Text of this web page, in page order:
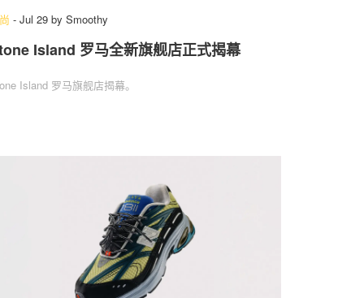
- Jul 29 by Smoothy
Island 罗马全新旗舰店正式揭幕
Island 罗马旗舰店揭幕。